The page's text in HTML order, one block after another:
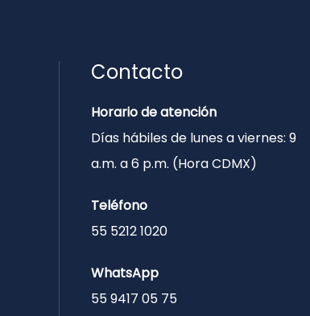
Contacto
Horario de atención
Días hábiles de lunes a viernes: 9
a.m. a 6 p.m. (Hora CDMX)
Teléfono
55 5212 1020
WhatsApp
55 9417 05 75